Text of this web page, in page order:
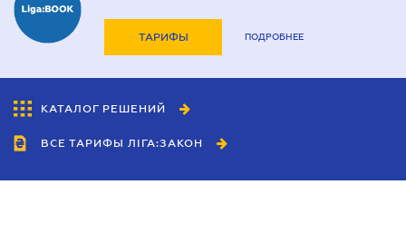
ТАРИФЫ ПОДРОБНЕЕ
КАТАЛОГ РЕШЕНИЙ
ВСЕ ТАРИФЫ ЛІГА:ЗАКОН